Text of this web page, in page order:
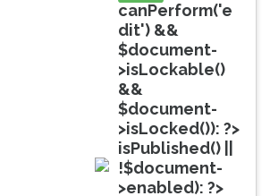
doc
canPerform('e
dit') &&
$document-
>isLockable()
&&
$document-
>isLocked()): ?>
isPublished() ||
!$document-
>enabled): ?>